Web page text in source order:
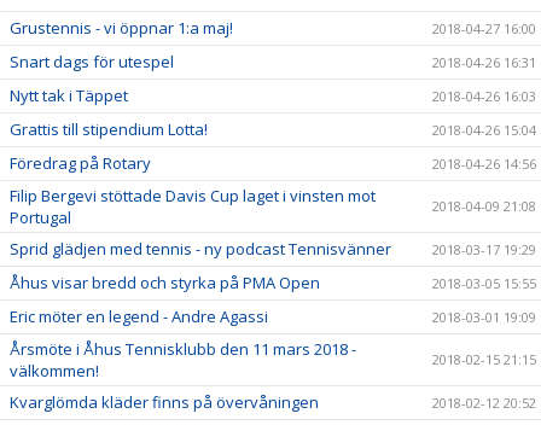
Grustennis - vi öppnar 1:a maj! 2018-04-27 16:00
Snart dags för utespel 2018-04-26 16:31
Nytt tak i Täppet 2018-04-26 16:03
Grattis till stipendium Lotta! 2018-04-26 15:04
Föredrag på Rotary 2018-04-26 14:56
Filip Bergevi stöttade Davis Cup laget i vinsten mot
Portugal
2018-04-09 21:08
Sprid glädjen med tennis - ny podcast Tennisvänner 2018-03-17 19:29
Åhus visar bredd och styrka på PMA Open 2018-03-05 15:55
Eric möter en legend - Andre Agassi 2018-03-01 19:09
Årsmöte i Åhus Tennisklubb den 11 mars 2018 -
välkommen!
2018-02-15 21:15
Kvarglömda kläder finns på övervåningen 2018-02-12 20:52